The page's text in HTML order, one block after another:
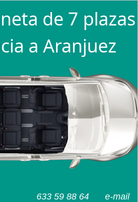
de 7 plazas
a Aranjuez
e-mail
633 59 88 64